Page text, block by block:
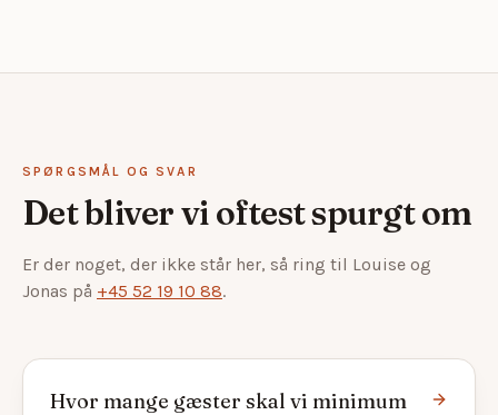
SPØRGSMÅL OG SVAR
Det bliver vi oftest spurgt om
Er der noget, der ikke står her, så ring til Louise og
Jonas på +45 52 19 10 88.
Hvor mange gæster skal vi minimum